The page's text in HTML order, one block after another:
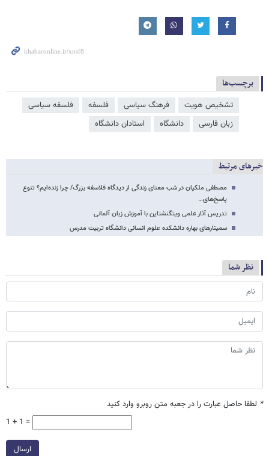
برچسب‌ها
تشخیص هویت فرهنگ سیاسی فلسفه
فلسفه سیاسی
زبان فارسی
دانشگاه استادان دانشگاه
خبرهای مرتبط
مصطفی ملکیان در شب معنای زندگی از دیدگاه فلاسفه بزرگ/ چرا زنده‌ایم؟ تنوع
پاسخ‌های…
تدریس آثار علمی ویتگنشتاین با آموزش زبان آلمانی
سمینارهای بهاره دانشکده علوم انسانی دانشگاه تربیت مدرس
نظر شما
* لطفا حاصل عبارت را در جعبه متن روبرو وارد کنید
1 + 1 =
ارسال